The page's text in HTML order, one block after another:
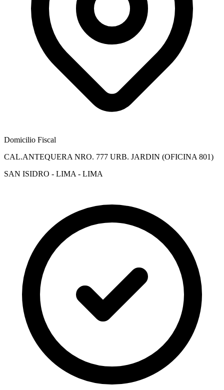
Domicilio Fiscal
CAL.ANTEQUERA NRO. 777 URB. JARDIN (OFICINA 801)
SAN ISIDRO - LIMA - LIMA